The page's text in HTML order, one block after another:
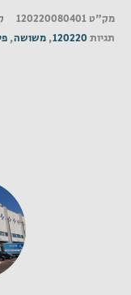
מק"ט120220080401
תגיות 120220
, משושה,